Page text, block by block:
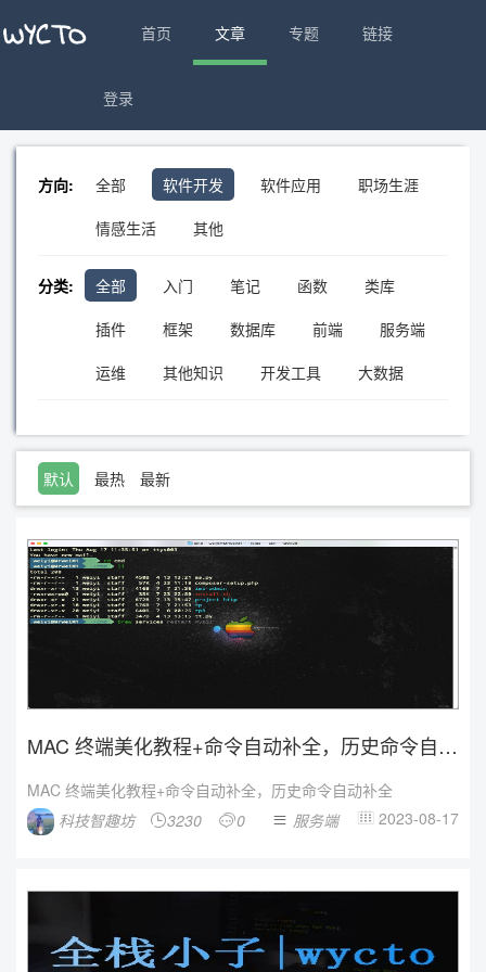
首页 文章 专题 链接
登录
方向: 全部 软件开发 软件应用
职场生涯
情感生活
其他
分类: 全部 入门 笔记 函数
类库
插件
框架 数据库 前端
服务端
运维
其他知识 开发工具 大数据
默认 最热 最新
MAC 终端美化教程+命令自动补全，历史命令自动
MAC 终端美化教程+命令自动补全，历史命令自动补全
科技智趣坊
3230 0  服务端  2023-08-17